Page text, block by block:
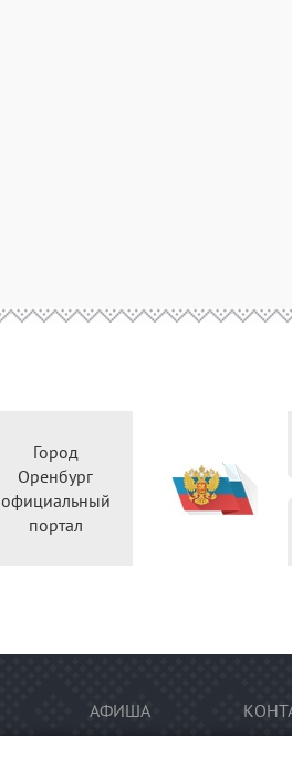
Город
Оренбург
официальный
портал
АФИША